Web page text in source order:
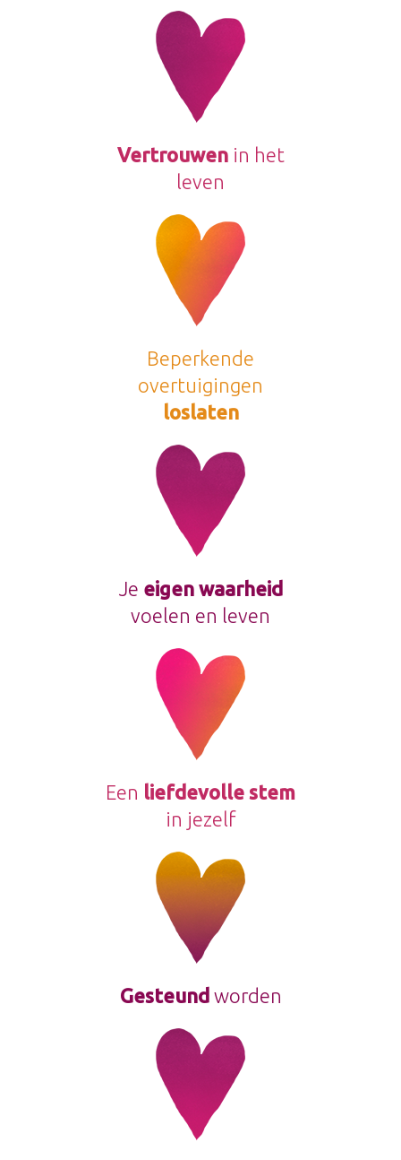
Vertrouwenin het
leven
Beperkende
overtuigingen
loslaten
Je eigen waarheid
voelen en leven
Een liefdevolle stem
in jezelf
Gesteund worden